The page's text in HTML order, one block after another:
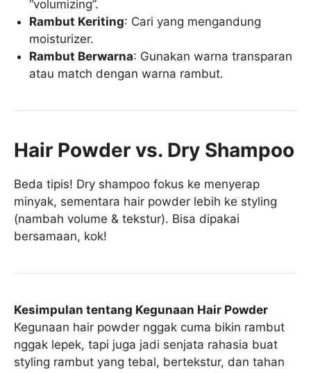
“volumizing”.
Rambut Keriting: Cari yang mengandung
moisturizer.
Rambut Berwarna: Gunakan warna transparan
atau match dengan warna rambut.
Hair Powder vs. Dry Shampoo
Beda tipis! Dry shampoo fokus ke menyerap
minyak, sementara hair powder lebih ke styling
(nambah volume & tekstur). Bisa dipakai
bersamaan, kok!
Kesimpulan tentang Kegunaan Hair Powder
Kegunaan hair powder nggak cuma bikin rambut
nggak lepek, tapi juga jadi senjata rahasia buat
styling rambut yang tebal, bertekstur, dan tahan